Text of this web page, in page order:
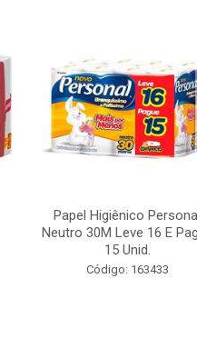
Papel Higiênico Personal
Neutro 30M Leve 16 E
15 Unid.
Código: 163433